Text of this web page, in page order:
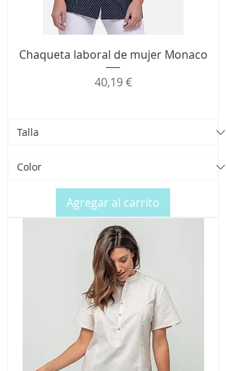
Chaqueta laboral de mujer Monaco
Precio
40,19 €
Agregar al carrito